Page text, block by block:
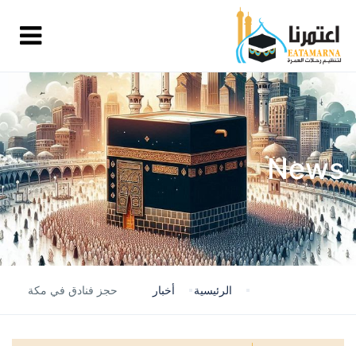
News
الرئيسية أخبار حجز فنادق في مكة